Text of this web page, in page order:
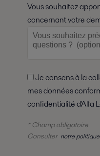
Vous souhaitez
concernant votre
mes données
confidentialité d'Alfa
* Champ obligatoire
Consulter notre